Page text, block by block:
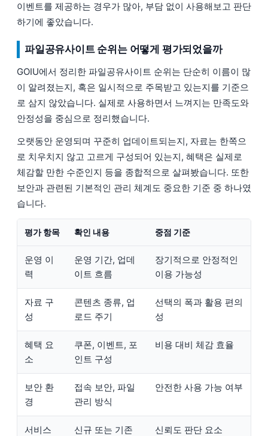
이벤트를 제공하는 경우가 많아, 부담 없이 사용해보고 판단
하기에 좋았습니다.
파일공유사이트 순위는 어떻게 평가되었을까
GOIU에서 정리한 파일공유사이트 순위는 단순히 이름이 많
이 알려졌는지, 혹은 일시적으로 주목받고 있는지를 기준으
로 삼지 않았습니다. 실제로 사용하면서 느껴지는 만족도와
안정성을 중심으로 정리했습니다.
오랫동안 운영되며 꾸준히 업데이트되는지, 자료는 한쪽으
로 치우치지 않고 고르게 구성되어 있는지, 혜택은 실제로
체감할 만한 수준인지 등을 종합적으로 살펴봤습니다. 또한
보안과 관련된 기본적인 관리 체계도 중요한 기준 중 하나였
습니다.
평가 항목 확인 내용 중점 기준
운영 이
력
운영 기간, 업데
이트 흐름
장기적으로 안정적인
이용 가능성
자료 구
성
콘텐츠 종류, 업
로드 주기
선택의 폭과 활용 편의
성
혜택 요
소
쿠폰, 이벤트, 포
인트 구성
비용 대비 체감 효율
보안 환
경
접속 보안, 파일
관리 방식
안전한 사용 가능 여부
서비스
신규 또는 기존
신뢰도 판단 요소